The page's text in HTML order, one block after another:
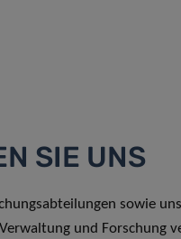
SIE UNS
sowie
und Forschung